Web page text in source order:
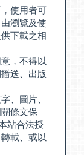
使用者可
瀏覽及使
下載之相
，不得以
送、出版
、圖片、
條文保
站合法授
載、或以